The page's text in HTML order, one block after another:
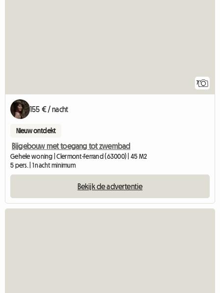
7
155 € / nacht
Nieuw ontdekt
Bijgebouw met toegang tot zwembad
Gehele woning | Clermont-Ferrand (63000) | 45 M2
5 pers. | 1 nacht minimum
Bekijk de advertentie